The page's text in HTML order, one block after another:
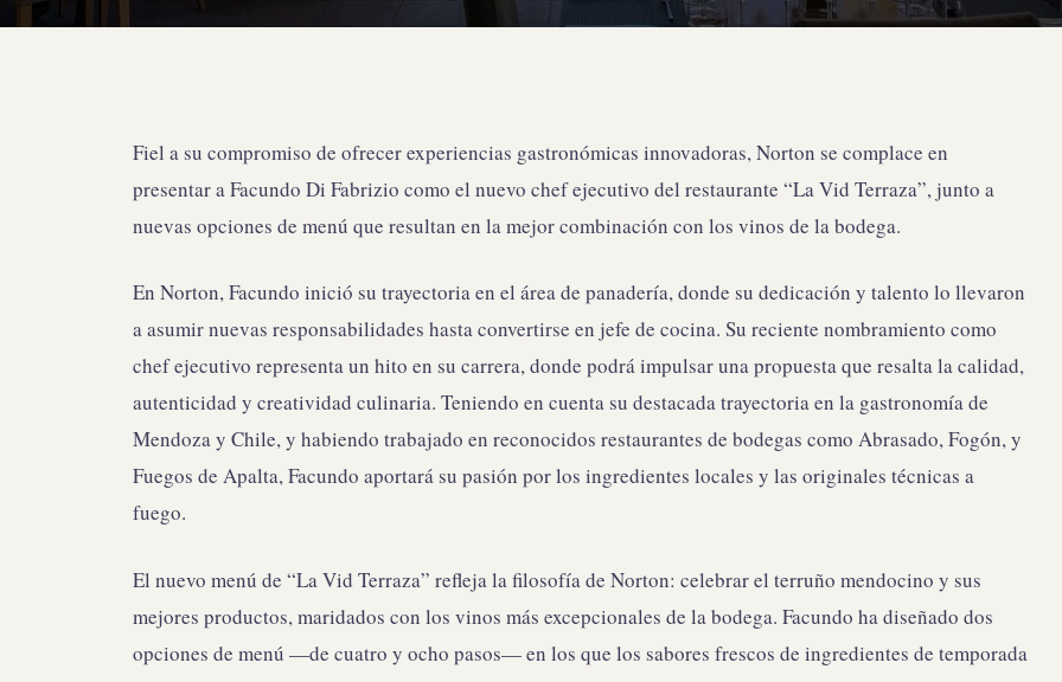
Fiel a su compromiso de ofrecer experiencias gastronómicas innovadoras, Norton se complace en
presentar a Facundo Di Fabrizio como el nuevo chef ejecutivo del restaurante “La Vid Terraza”, junto a
nuevas opciones de menú que resultan en la mejor combinación con los vinos de la bodega.
En Norton, Facundo inició su trayectoria en el área de panadería, donde su dedicación y talento lo llevaron
a asumir nuevas responsabilidades hasta convertirse en jefe de cocina. Su reciente nombramiento como
chef ejecutivo representa un hito en su carrera, donde podrá impulsar una propuesta que resalta la calidad,
autenticidad y creatividad culinaria. Teniendo en cuenta su destacada trayectoria en la gastronomía de
Mendoza y Chile, y habiendo trabajado en reconocidos restaurantes de bodegas como Abrasado, Fogón, y
Fuegos de Apalta, Facundo aportará su pasión por los ingredientes locales y las originales técnicas a
fuego.
El nuevo menú de “La Vid Terraza” refleja la filosofía de Norton: celebrar el terruño mendocino y sus
mejores productos, maridados con los vinos más excepcionales de la bodega. Facundo ha diseñado dos
opciones de menú —de cuatro y ocho pasos— en los que los sabores frescos de ingredientes de temporada